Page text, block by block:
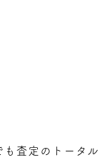
査定のトータル